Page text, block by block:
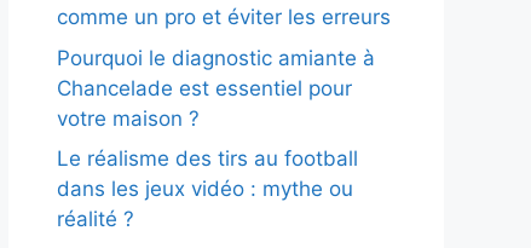
comme un pro et éviter les erreurs
Pourquoi le diagnostic amiante à
Chancelade est essentiel pour
votre maison ?
Le réalisme des tirs au football
dans les jeux vidéo : mythe ou
réalité ?